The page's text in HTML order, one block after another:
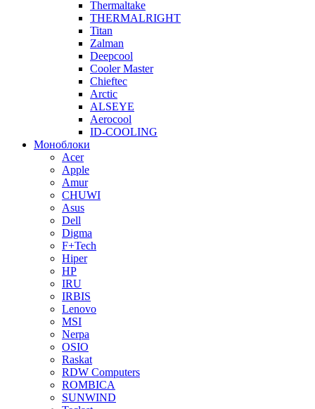
Thermaltake
THERMALRIGHT
Titan
Zalman
Deepcool
Cooler Master
Chieftec
Arctic
ALSEYE
Aerocool
ID-COOLING
Моноблоки
Acer
Apple
Amur
CHUWI
Asus
Dell
Digma
F+Tech
Hiper
HP
IRU
IRBIS
Lenovo
MSI
Nerpa
OSIO
Raskat
RDW Computers
ROMBICA
SUNWIND